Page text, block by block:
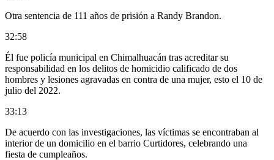
Otra sentencia de 111 años de prisión a Randy Brandon.
32:58
Él fue policía municipal en Chimalhuacán tras acreditar su
responsabilidad en los delitos de homicidio calificado de dos
hombres y lesiones agravadas en contra de una mujer, esto el 10 de
julio del 2022.
33:13
De acuerdo con las investigaciones, las víctimas se encontraban al
interior de un domicilio en el barrio Curtidores, celebrando una
fiesta de cumpleaños.